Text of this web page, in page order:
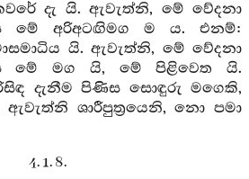
දැ යි. ඇවැත්නි, මේ වේදනා
මේ අරිඅටඟිමග ම ය. එනම්:
යි. ඇවැත්නි, මේ වේදනා
මේ මග යි, මේ පිළිවෙත යි.
දැනීම පිණිස සොඳුරු මගෙකි,
ශාරීපුත්‍රයෙනි, නො පමා
4. 1. 8.